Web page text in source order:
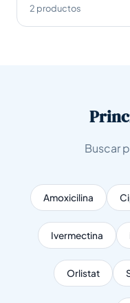
2 productos
Buscar
Amoxicilina
Ivermectina
Orlistat